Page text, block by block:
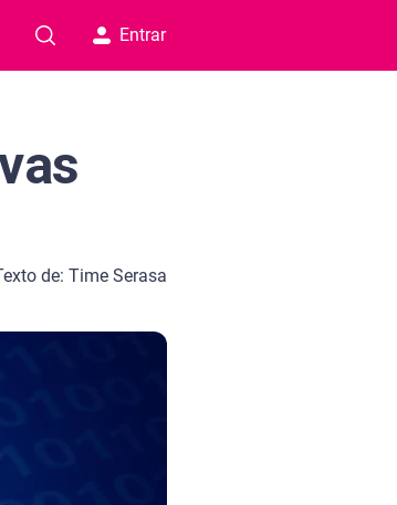
Entrar
de: Time Serasa